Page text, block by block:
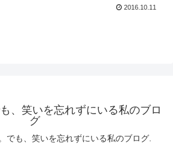
2016.10.11
、笑いを忘れずにいる私のブロ
グ
でも、笑いを忘れずにいる私のブログ.